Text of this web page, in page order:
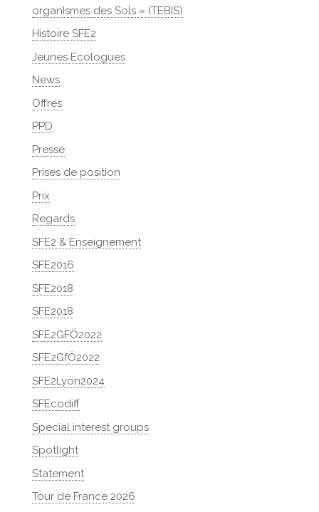
organIsmes des Sols » (TEBIS)
Histoire SFE2
Jeunes Ecologues
News
Offres
PPD
Presse
Prises de position
Prix
Regards
SFE2 & Enseignement
SFE2016
SFE2018
SFE2018
SFE2GFÖ2022
SFE2GfÖ2022
SFE2Lyon2024
SFEcodiff
Special interest groups
Spotlight
Statement
Tour de France 2026